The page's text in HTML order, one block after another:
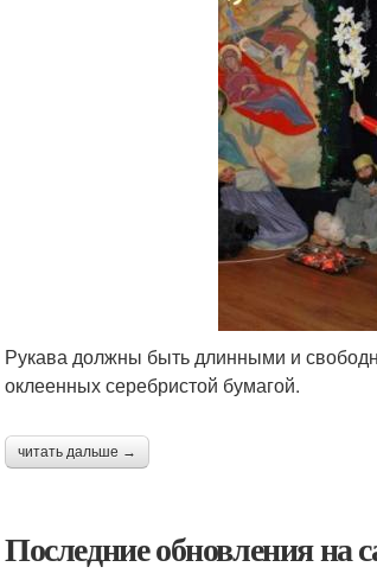
Рукава должны быть длинными и
оклеенных серебристой бумагой.
читать дальше →
Последние обновления на